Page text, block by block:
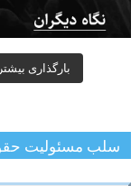
بارگذاری بیشتر
سلب مسئولیت